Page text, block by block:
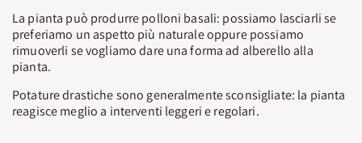
La pianta può produrre polloni basali: possiamo lasciarli se
preferiamo un aspetto più naturale oppure possiamo
rimuoverli se vogliamo dare una forma ad alberello alla
pianta.
Potature drastiche sono generalmente sconsigliate: la pianta
reagisce meglio a interventi leggeri e regolari.